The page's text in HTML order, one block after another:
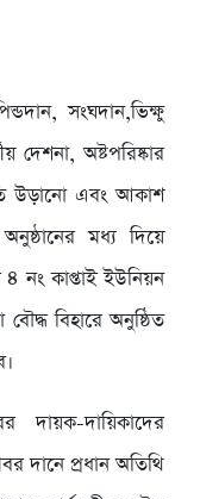
সংঘদান,ভিক্ষু
দেশনা, অষ্টপরিষ্কার
উড়ানো এবং আকাশ
মধ্য দিয়ে
নং কাপ্তাই ইউনিয়ন
বিহারে অনুষ্ঠিত
দায়ক-দায়িকাদের
দানে প্রধান অতিথি